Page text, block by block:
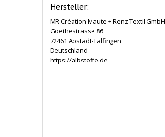
Hersteller:
MR Création Maute + Renz Textil GmbH
Goethestrasse 86
72461 Abstadt-Talfingen
Deutschland
https://albstoffe.de